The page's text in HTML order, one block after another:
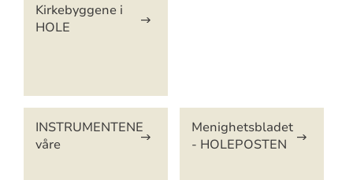
Kirkebyggene i
HOLE
INSTRUMENTENE
våre
Menighetsbladet
- HOLEPOSTEN